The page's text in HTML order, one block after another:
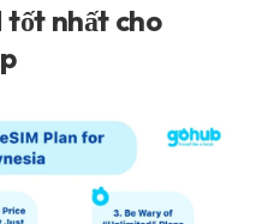
tốt nhất cho